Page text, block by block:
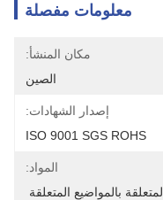
معلومات مفصلة
مكان المنشأ:
الصين
إصدار الشهادات:
ISO 9001 SGS ROHS
المواد:
MPPO.PPE.ABS.PEI.IDP المواضيع المتعلقة بالمواضيع المتعلقة